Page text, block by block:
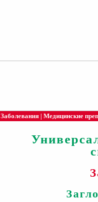
Заболевания | Медицинские